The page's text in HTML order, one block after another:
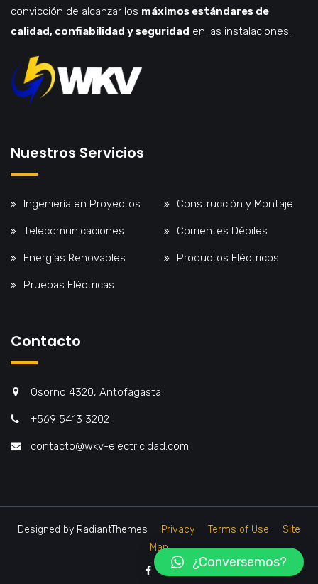
convicción de alcanzar los máximos estándares de
calidad, confiabilidad y seguridad en las instalaciones.
Nuestros Servicios
Ingeniería en Proyectos Construcción y Montaje
Telecomunicaciones Corrientes Débiles
Energías Renovables Productos Eléctricos
Pruebas Eléctricas
Contacto
Osorno 4320, Antofagasta
+569 5413 3202
contacto@wkv-electricidad.com
Designed by RadiantThemes Privacy Terms of Use
Site
Map
¿Conversemos?